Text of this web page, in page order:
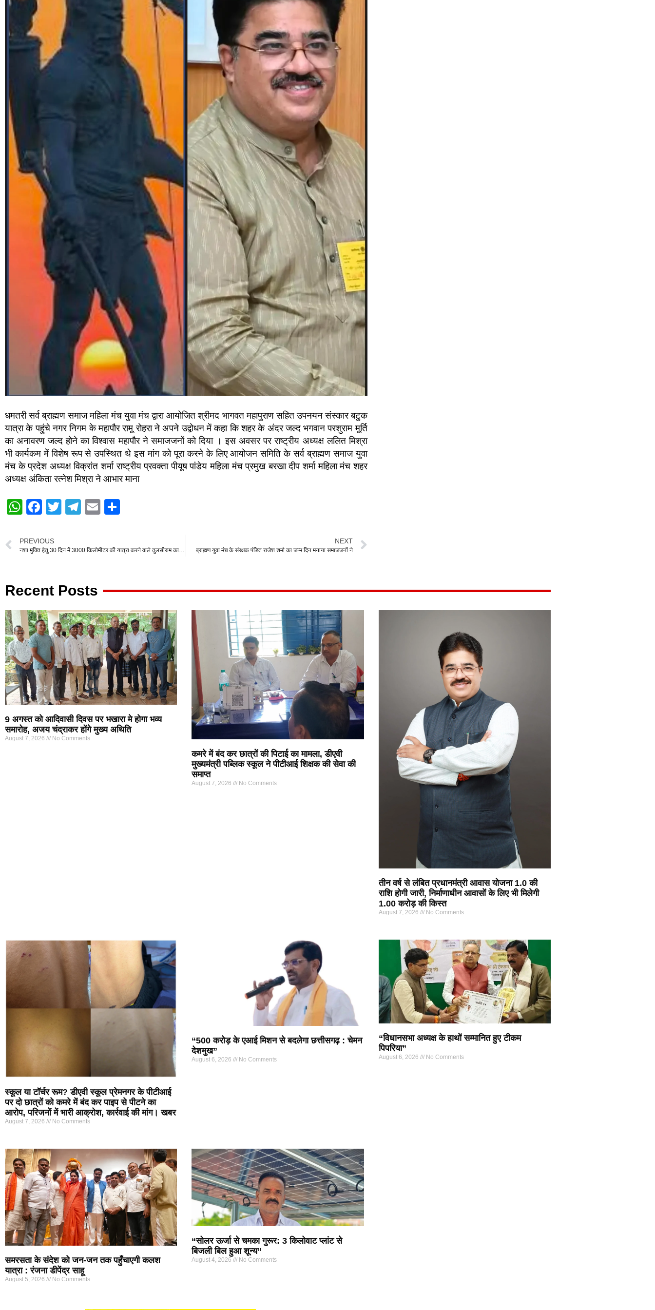
धमतरी सर्व ब्राह्मण समाज महिला मंच युवा मंच द्वारा आयोजित श्रीमद भागवत महापुराण सहित उपनयन संस्कार बटुक
यात्रा के पहुंचे नगर निगम के महापौर रामू रोहरा ने अपने उद्बोधन में कहा कि शहर के अंदर जल्द भगवान परशुराम मूर्ति
का अनावरण जल्द होने का विश्वास महापौर ने समाजजनों को दिया । इस अवसर पर राष्ट्रीय अध्यक्ष ललित मिश्रा
भी कार्यकम में विशेष रूप से उपस्थित थे इस मांग को पूरा करने के लिए आयोजन समिति के सर्व ब्राह्मण समाज युवा
मंच के प्रदेश अध्यक्ष विक्रांत शर्मा राष्ट्रीय प्रवक्ता पीयूष पांडेय महिला मंच प्रमुख बरखा दीप शर्मा महिला मंच शहर
अध्यक्ष अंकिता रत्नेश मिश्रा ने आभार माना
W
at
s
p
p
F
c
e
o
o
k
T
er
T
gr
m
E
e
PREVIOUS
नशा मुक्ति हेतु 30 दिन में 3000 किलोमीटर की यात्रा करने वाले तुलसीराम का धर्म प्रेमी समाज सेवी पं. राजेश शर्मा ने किया सम्मान
NEXT
ब्राह्मण युवा मंच के संरक्षक पंडित राजेश शर्मा का जन्म दिन मनाया समाजजनों ने
Recent Posts
9 अगस्त को आदिवासी दिवस पर भखारा मे होगा भव्य
समारोह, अजय चंद्राकर होंगे मुख्य अथिति
August 7, 2026 No Comments
कमरे में बंद कर छात्रों की पिटाई का मामला, डीएवी
मुख्यमंत्री पब्लिक स्कूल ने पीटीआई शिक्षक की सेवा की
समाप्त
August 7, 2026 No Comments
तीन वर्ष से लंबित प्रधानमंत्री आवास योजना 1.0 की
राशि होगी जारी, निर्माणाधीन आवासों के लिए भी मिलेगी
1.00 करोड़ की किस्त
August 7, 2026 No Comments
स्कूल या टॉर्चर रूम? डीएवी स्कूल प्रेमनगर के पीटीआई
पर दो छात्रों को कमरे में बंद कर पाइप से पीटने का
आरोप, परिजनों में भारी आक्रोश, कार्रवाई की मांग। खबर
August 7, 2026 No Comments
“500 करोड़ के एआई मिशन से बदलेगा छत्तीसगढ़ : चेमन
देशमुख”
August 6, 2026 No Comments
“विधानसभा अध्यक्ष के हाथों सम्मानित हुए टीकम
पिपरिया”
August 6, 2026 No Comments
समरसता के संदेश को जन-जन तक पहुँचाएगी कलश
यात्रा : रंजना डीपेंद्र साहू
August 5, 2026 No Comments
“सोलर ऊर्जा से चमका गुरूर: 3 किलोवाट प्लांट से
बिजली बिल हुआ शून्य”
August 4, 2026 No Comments